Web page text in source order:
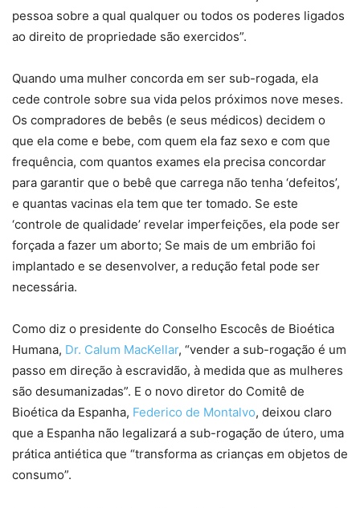
pessoa sobre a qual qualquer ou todos os poderes ligados
ao direito de propriedade são exercidos”.
Quando uma mulher concorda em ser sub-rogada, ela
cede controle sobre sua vida pelos próximos nove meses.
Os compradores de bebês (e seus médicos) decidem o
que ela come e bebe, com quem ela faz sexo e com que
frequência, com quantos exames ela precisa concordar
para garantir que o bebê que carrega não tenha ‘defeitos’,
e quantas vacinas ela tem que ter tomado. Se este
‘controle de qualidade’ revelar imperfeições, ela pode ser
forçada a fazer um aborto; Se mais de um embrião foi
implantado e se desenvolver, a redução fetal pode ser
necessária.
Como diz o presidente do Conselho Escocês de Bioética
Humana, Dr. Calum MacKellar, “vender a sub-rogação é um
passo em direção à escravidão, à medida que as mulheres
são desumanizadas”. E o novo diretor do Comitê de
Bioética da Espanha, Federico de Montalvo, deixou claro
que a Espanha não legalizará a sub-rogação de útero, uma
prática antiética que “transforma as crianças em objetos de
consumo”.